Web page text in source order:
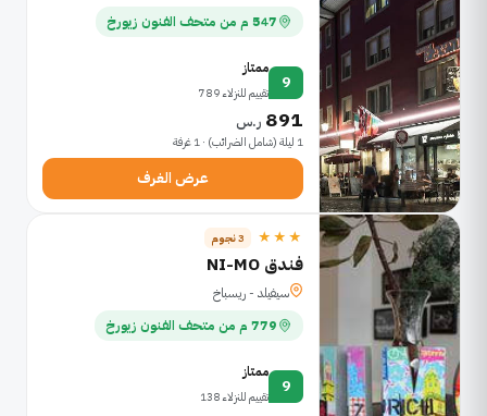
547 م من متحف الفنون زيورخ
9
ممتاز
تقييم للنزلاء 789
891 ر.س
1 ليلة (شامل الضرائب) · 1 غرفة
عرض الغرف
★★★ 3 نجوم
فندق NI-MO
سيفيلد - ريسباخ
779 م من متحف الفنون زيورخ
9
ممتاز
تقييم للنزلاء 138